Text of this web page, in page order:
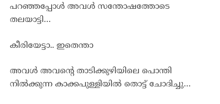
പറഞ്ഞപ്പോൾ അവൾ സന്തോഷത്തോടെ
തലയാട്ടി…
കീരിയേട്ടാ.. ഇതെന്താ
അവൾ അവന്റെ താടിക്കുഴിയിലെ പൊന്തി
നിൽക്കുന്ന കാക്കപുള്ളിയിൽ തൊട്ട് ചോദിച്ചു…